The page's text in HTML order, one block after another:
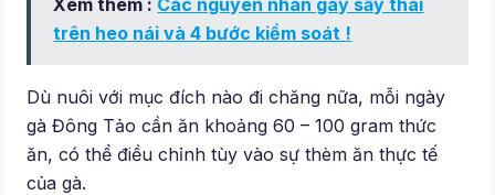
trên heo nái và 4 bước kiểm soát !
Dù nuôi với mục đích nào đi chăng nữa, mỗi ngày
gà Đông Tảo cần ăn khoảng 60 – 100 gram thức
ăn, có thể điều chỉnh tùy vào sự thèm ăn thực tế
của gà.